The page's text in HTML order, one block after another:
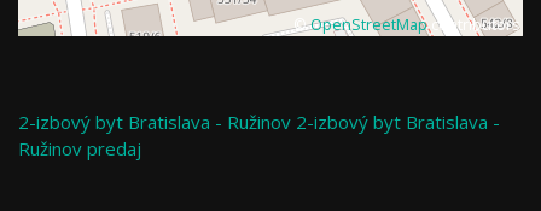
©OpenStreetMapcontributors
2-izbový byt Bratislava - Ružinov 2-izbový byt Bratislava -
Ružinov predaj